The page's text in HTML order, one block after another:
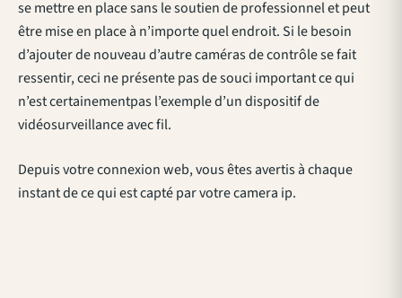
se mettre en place sans le soutien de professionnel et peut
être mise en place à n’importe quel endroit. Si le besoin
d’ajouter de nouveau d’autre caméras de contrôle se fait
ressentir, ceci ne présente pas de souci important ce qui
n’est certainementpas l’exemple d’un dispositif de
vidéosurveillance avec fil.
Depuis votre connexion web, vous êtes avertis à chaque
instant de ce qui est capté par votre camera ip.